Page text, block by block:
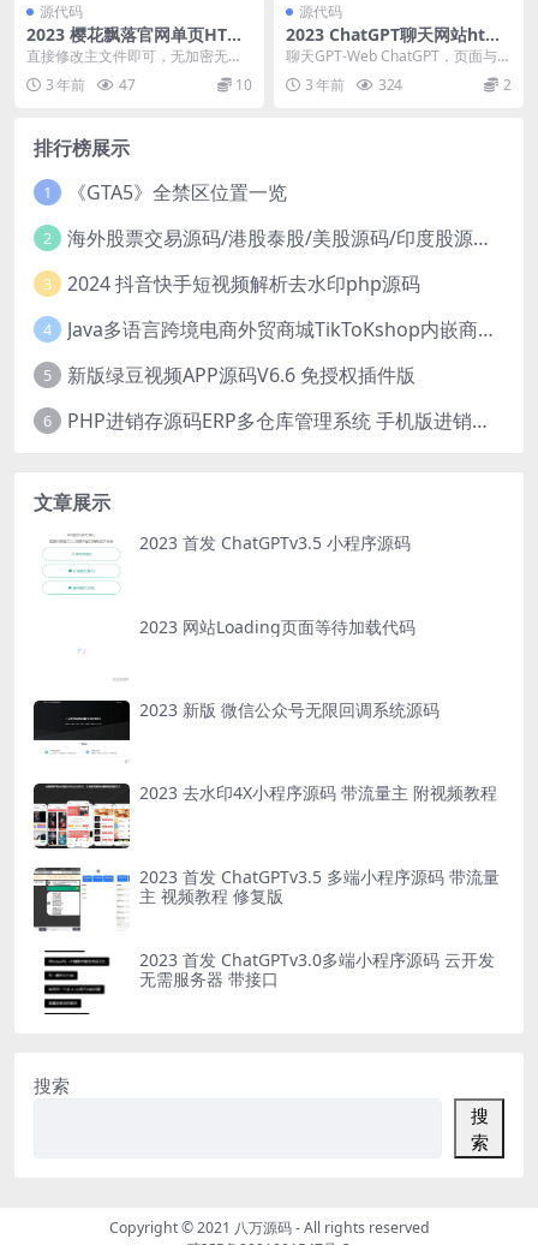
源代码
2023 樱花飘落官网单页HTML
源码
直接修改主文件即可，无加密无授
权，测试非常好看，有樱花特效，
自带背景音乐等
3 年前 47 10
源代码
2023 ChatGPT聊天网站html
源码
聊天GPT-Web ChatGPT，页面与官
方页面的 API 独立。基于Chat...
3 年前 324 2
排行榜展示
1 《GTA5》全禁区位置一览
2 海外股票交易源码/港股泰股/美股源码/印度股源码/马拉西亚股票源码/国际股票配资
3 2024 抖音快手短视频解析去水印php源码
4 Java多语言跨境电商外贸商城TikToKshop内嵌商城I商家入驻I一键铺
5 新版绿豆视频APP源码V6.6 免授权插件版
6 PHP进销存源码ERP多仓库管理系统 手机版进销存 php网络版进销存小程序
文章展示
2023 首发 ChatGPTv3.5 小程序源码
2023 网站Loading页面等待加载代码
2023 新版 微信公众号无限回调系统源码
2023 去水印4X小程序源码 带流量主 附视频教程
2023 首发 ChatGPTv3.5 多端小程序源码 带流量
主 视频教程 修复版
2023 首发 ChatGPTv3.0多端小程序源码 云开发
无需服务器 带接口
搜索
搜
索
Copyright © 2021 八万源码- All rights reserved